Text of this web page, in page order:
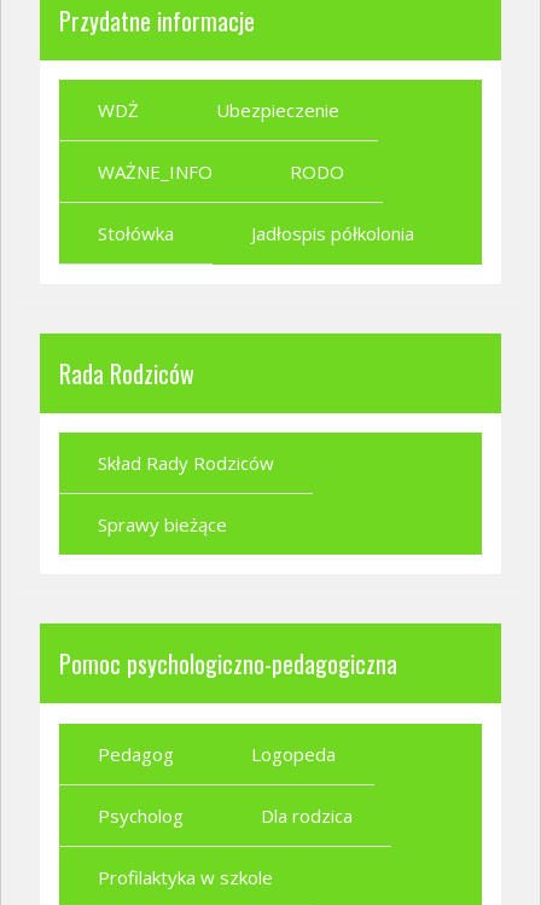
Przydatne informacje
WDŻ Ubezpieczenie
WAŻNE_INFO RODO
Stołówka Jadłospis półkolonia
Rada Rodziców
Skład Rady Rodziców
Sprawy bieżące
Pomoc psychologiczno-pedagogiczna
Pedagog Logopeda
Psycholog Dla rodzica
Profilaktyka w szkole